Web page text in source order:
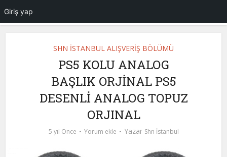
SHN İSTANBUL ALIŞVERİŞ BÖLÜMÜ
PS5 KOLU ANALOG
BAŞLIK ORJİNAL PS5
DESENLİ ANALOG TOPUZ
ORJINAL
5 yıl Önce Yorum ekle Yazar Shn İstanbul
Giriş yap